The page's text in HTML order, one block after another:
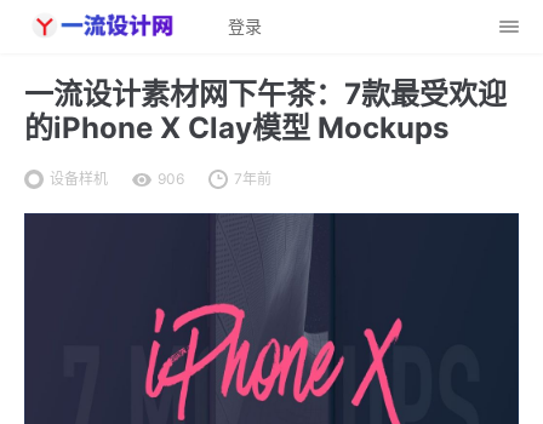
登录
一流设计素材网下午茶：7款最受欢迎
的iPhone X Clay模型 Mockups
设备样机 906 7年前